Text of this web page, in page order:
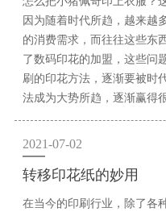
因为随着时代所趋，越来越
的消费需求，而往往这些东
了数码印花的加盟，这些问
刷的印花方法，逐渐要被时
法成为大势所趋，逐渐赢得
2021-07-02
转移印花纸的妙用
在当今的印刷行业，除了各